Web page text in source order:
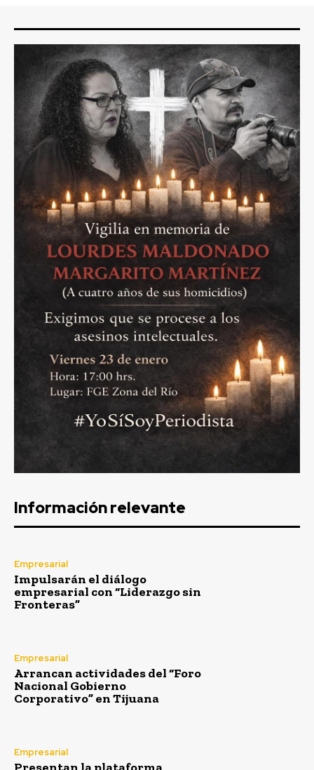
Información relevante
Empresarial
Impulsarán el diálogo
empresarial con “Liderazgo sin
Fronteras”
Empresarial
Arrancan actividades del “Foro
Nacional Gobierno
Corporativo” en Tijuana
Empresarial